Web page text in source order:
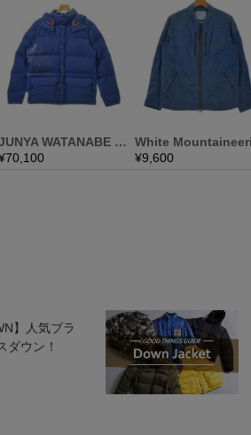
】人気ブラ
ダウン！